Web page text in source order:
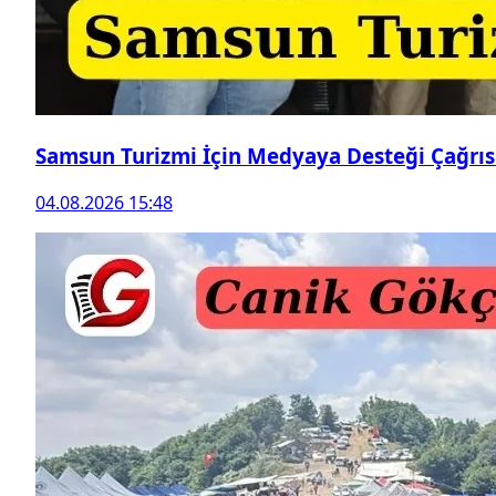
Samsun Turizmi İçin Medyaya Desteği
04.08.2026 15:48